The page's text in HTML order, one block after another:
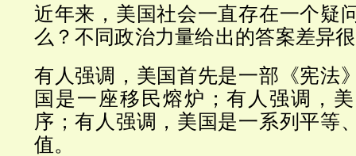
近年来，美国社会一直存在一个疑
么？不同政治力量给出的答案差异
有人强调，美国首先是一部《宪法
国是一座移民熔炉；有人强调，
序；有人强调，美国是一系列平等
值。